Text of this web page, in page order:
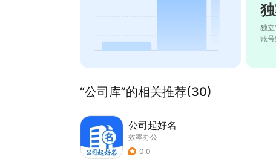
独
账
“公司库”的相关推荐(30)
公司起好名
效率办公
0.0